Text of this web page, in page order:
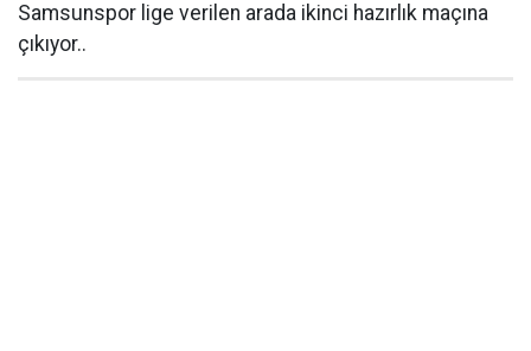
Samsunspor lige verilen arada ikinci hazırlık maçına
çıkıyor..